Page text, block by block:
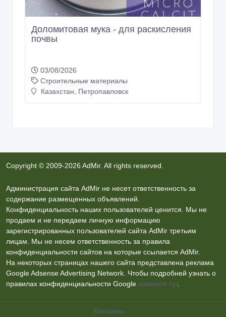
Доломитовая мука - для раскисления
почвы
03/08/2026
Строительные материалы
Казахстан, Петропавловск
Copyright © 2009-2026 AdMir. All rights reserved.
Администрация сайта AdMir не несет ответственность за
содержание размещенных объявлений.
Конфиденциальность наших пользователей ценится. Мы не
продаем и не передаем личную информацию
зарегистрированных пользователей сайта AdMir третьим
лицам. Мы не несем ответственность за правила
конфиденциальности сайтов на которые ссылается AdMir.
На некоторых страницах нашего сайта представлена реклама
Google Adsense Advertising Network. Чтобы подробней узнать о
правилах конфиденциальности Google нажмите тут.
Контакты